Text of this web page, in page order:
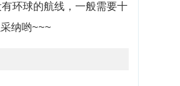
环球的航线，一般需要十
纳哟~~~